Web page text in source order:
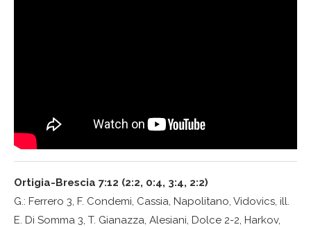
Ortigia-Brescia 7:12 (2:2, 0:4, 3:4, 2:2)
G.: Ferrero 3, F. Condemi, Cassia, Napolitano, Vidovics, ill.
E. Di Somma 3, T. Gianazza, Alesiani, Dolce 2-2, Harkov,